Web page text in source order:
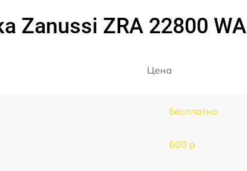
Zanussi ZRA 22800 WA
Цена
бесплатно
600 р